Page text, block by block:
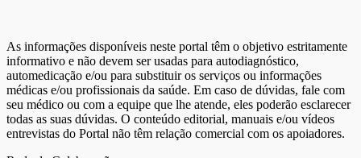
As informações disponíveis neste portal têm o objetivo estritamente
informativo e não devem ser usadas para autodiagnóstico,
automedicação e/ou para substituir os serviços ou informações
médicas e/ou profissionais da saúde. Em caso de dúvidas, fale com
seu médico ou com a equipe que lhe atende, eles poderão esclarecer
todas as suas dúvidas. O conteúdo editorial, manuais e/ou vídeos
entrevistas do Portal não têm relação comercial com os apoiadores.